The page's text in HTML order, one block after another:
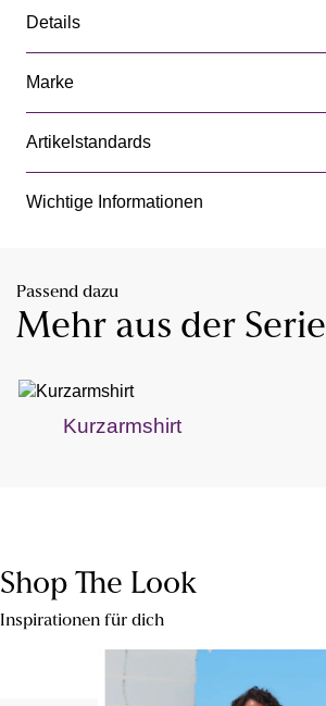
Details
Marke
Artikelstandards
Wichtige Informationen
Passend dazu
Mehr aus der Serie
Kurzarmshirt
Shop The Look
Inspirationen für dich